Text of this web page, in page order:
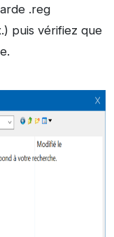
.reg
puis vérifiez que